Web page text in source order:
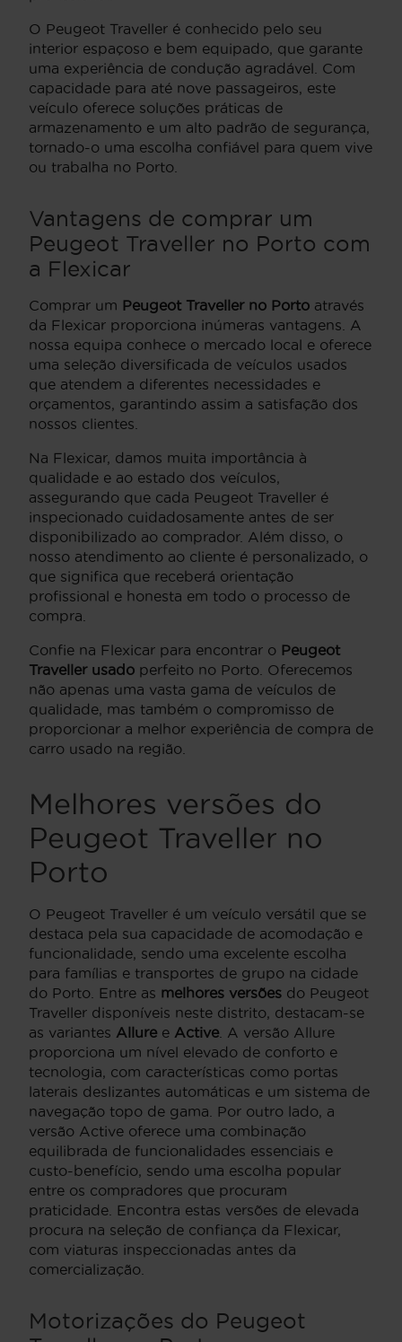
O Peugeot Traveller é conhecido pelo seu
interior espaçoso e bem equipado, que garante
uma experiência de condução agradável. Com
capacidade para até nove passageiros, este
veículo oferece soluções práticas de
armazenamento e um alto padrão de segurança,
tornado-o uma escolha confiável para quem vive
ou trabalha no Porto.
Vantagens de comprar um
Peugeot Traveller no Porto com
a Flexicar
Comprar um Peugeot Traveller no Porto através
da Flexicar proporciona inúmeras vantagens. A
nossa equipa conhece o mercado local e oferece
uma seleção diversificada de veículos usados
que atendem a diferentes necessidades e
orçamentos, garantindo assim a satisfação dos
nossos clientes.
Na Flexicar, damos muita importância à
qualidade e ao estado dos veículos,
assegurando que cada Peugeot Traveller é
inspecionado cuidadosamente antes de ser
disponibilizado ao comprador. Além disso, o
nosso atendimento ao cliente é personalizado, o
que significa que receberá orientação
profissional e honesta em todo o processo de
compra.
Confie na Flexicar para encontrar o Peugeot
Traveller usado perfeito no Porto. Oferecemos
não apenas uma vasta gama de veículos de
qualidade, mas também o compromisso de
proporcionar a melhor experiência de compra de
carro usado na região.
Melhores versões do
Peugeot Traveller no
Porto
O Peugeot Traveller é um veículo versátil que se
destaca pela sua capacidade de acomodação e
funcionalidade, sendo uma excelente escolha
para famílias e transportes de grupo na cidade
do Porto. Entre as melhores versões do Peugeot
Traveller disponíveis neste distrito, destacam-se
as variantes Allure e Active . A versão Allure
proporciona um nível elevado de conforto e
tecnologia, com características como portas
laterais deslizantes automáticas e um sistema de
navegação topo de gama. Por outro lado, a
versão Active oferece uma combinação
equilibrada de funcionalidades essenciais e
custo-benefício, sendo uma escolha popular
entre os compradores que procuram
praticidade. Encontra estas versões de elevada
procura na seleção de confiança da Flexicar,
com viaturas inspeccionadas antes da
comercialização.
Motorizações do Peugeot